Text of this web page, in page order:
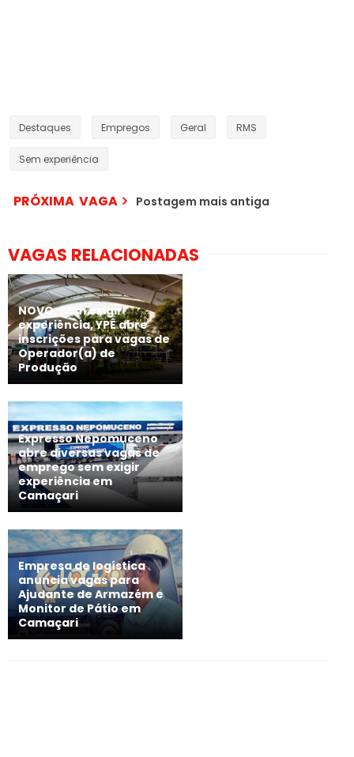
Destaques Empregos Geral RMS
Sem experiência
PRÓXIMA VAGA Postagem mais antiga
VAGAS RELACIONADAS
NOVO: Sem exigir
experiência, YPÊ abre
inscrições para vagas de
Operador(a) de
Produção
Expresso Nepomuceno
abre diversas vagas de
emprego sem exigir
experiência em
Camaçari
Empresa de logística
anuncia vagas para
Ajudante de Armazém e
Monitor de Pátio em
Camaçari